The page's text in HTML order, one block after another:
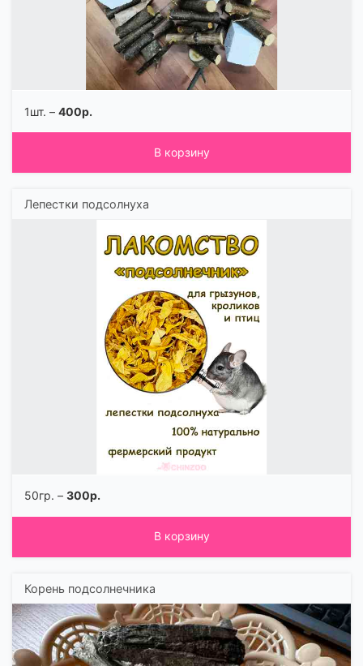
1шт. – 400р.
В корзину
Лепестки подсолнуха
50гр. – 300р.
В корзину
Корень подсолнечника